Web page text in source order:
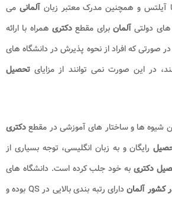
آیلتس و همچنین مدرک معتبر زبانآلمانی می
های دولتی آلمانبرای مقطع دکتری همراه با ارائه
صورتی که افراد از نحوه پذیرش در دانشگاه های
در این صورت نمی توانند از مزایای تحصیل
شیوه ها و ساختار های آموزشی در مقطعدکتری
رایگان و به زبان انگلیسی، توجه بسیاری از
دکتری به خود جلب کرده است. دانشگاه های
کشور آلمان
دارای رتبه بندی بالایی در QS بوده و